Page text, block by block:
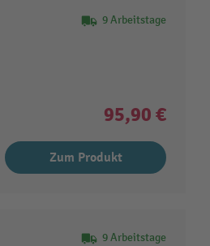
9 Arbeitstage
95,90 €
Zum Produkt
9 Arbeitstage